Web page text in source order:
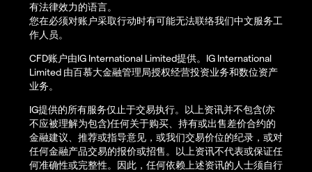
有法律效力的语言。
您在必须对账户采取行动时有可能无法联络我们中文服务工
作人员。
CFD账户由IG International Limited提供。IG International
Limited 由百慕大金融管理局授权经营投资业务和数位资产
业务。
IG提供的所有服务仅止于交易执行。以上资讯并不包含(亦
不应被理解为包含)任何关于购买、持有或出售差价合约的
金融建议、推荐或指导意见，或我们交易价位的纪录，或对
任何金融产品交易的报价或招售。以上资讯不代表或保证任
何准确性或完整性。因此，任何依赖上述资讯的人士须自行